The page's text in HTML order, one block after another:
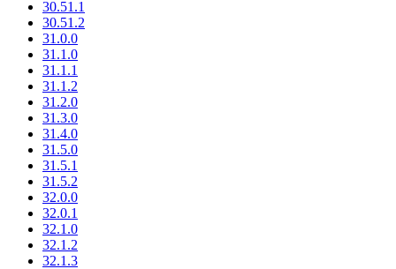
30.51.1
30.51.2
31.0.0
31.1.0
31.1.1
31.1.2
31.2.0
31.3.0
31.4.0
31.5.0
31.5.1
31.5.2
32.0.0
32.0.1
32.1.0
32.1.2
32.1.3